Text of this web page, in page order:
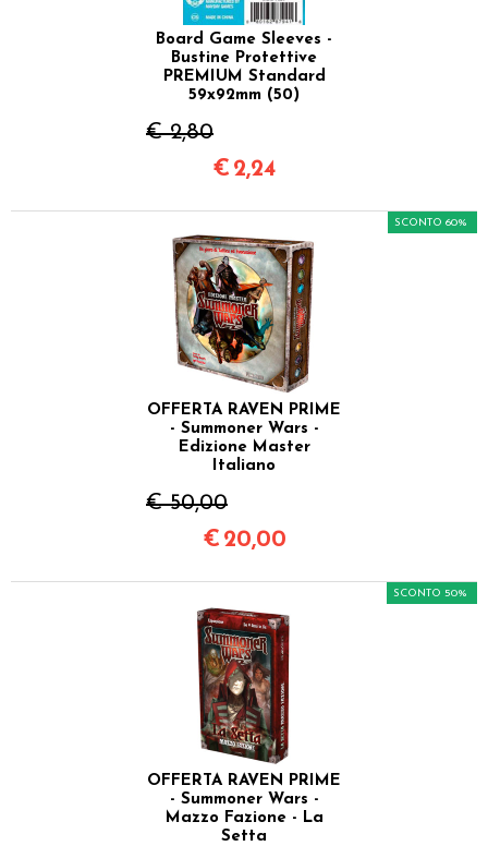
Board Game Sleeves -
Bustine Protettive
PREMIUM Standard
59x92mm (50)
€ 2,80
€ 2,24
OFFERTA RAVEN PRIME
- Summoner Wars -
Edizione Master
Italiano
€ 50,00
SCONTO 60%
€ 20,00
OFFERTA RAVEN PRIME
- Summoner Wars -
Mazzo Fazione - La
Setta
SCONTO 50%